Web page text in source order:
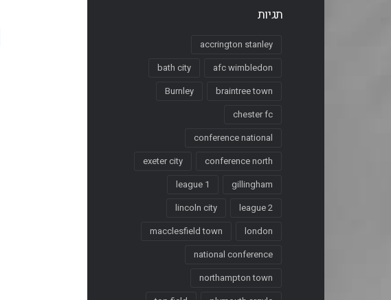
תגיות
accrington stanley
afc wimbledon
bath city
braintree town
Burnley
chester fc
conference national
conference north
exeter city
gillingham
league 1
league 2
lincoln city
london
macclesfield town
national conference
northampton town